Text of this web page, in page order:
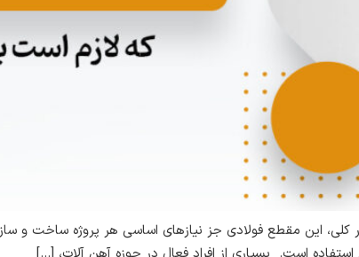
کلی، این مقطع فولادی جز نیازهای اساسی هر پروژه ساخت و